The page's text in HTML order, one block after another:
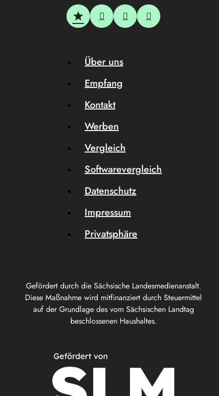
Gefördert durch die Sächsische Landesmedienanstalt.
Diese Maßnahme wird mitfinanziert durch Steuermittel
auf der Grundlage des vom Sächsischen Landtag
beschlossenen Haushaltes.
Über uns
Empfang
Kontakt
Werben
Vergleich
Softwarevergleich
Datenschutz
Impressum
Privatsphäre